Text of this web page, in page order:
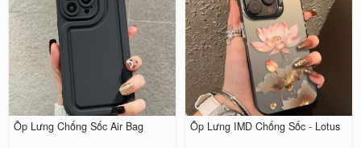
Ốp Lưng Chống Sốc Air Bag Ốp Lưng IMD Chống Sốc - Lotus